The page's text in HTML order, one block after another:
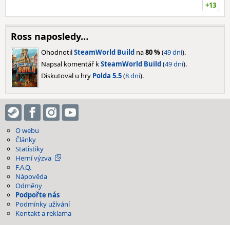
+13
Ross naposledy…
OhodnotilSteamWorld Build na80 %(49 dní).
Napsal komentář kSteamWorld Build(49 dní).
Diskutoval u hry Polda 5.5(8 dní).
O webu
Články
Statistiky
Herní výzva
F.A.Q.
Nápověda
Odměny
Podpořte nás
Podmínky užívání
Kontakt a reklama